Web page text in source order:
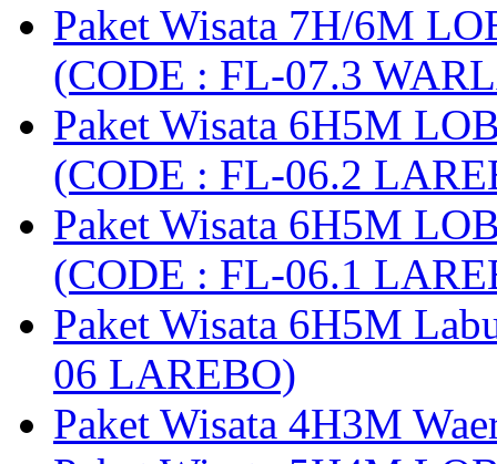
Paket Wisata 7H/6M
(CODE : FL-07.3
Paket Wisata 6H5M
(CODE : FL-06.2
Paket Wisata 6H5M
(CODE : FL-06.1
Paket Wisata 6H5M
06 LAREBO)
Paket Wisata 4H3M